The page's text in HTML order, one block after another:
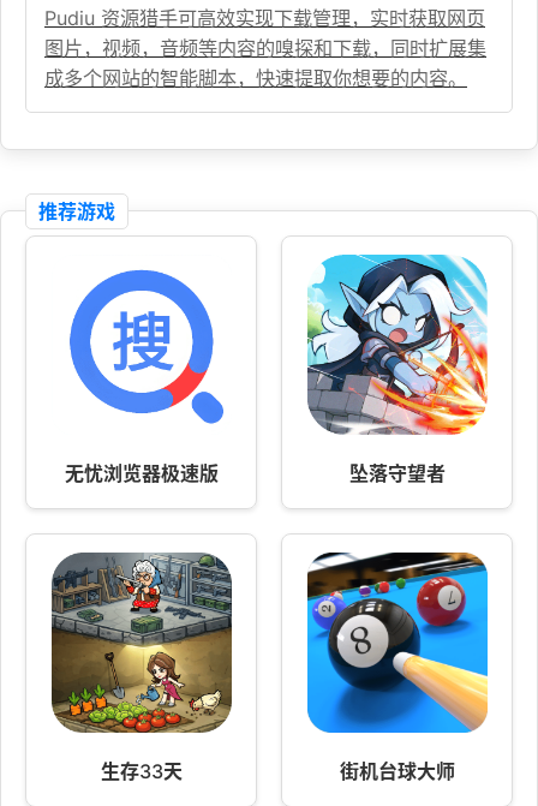
Pudiu 资源猎手可高效实现下载管理，实时获取网页
图片，视频，音频等内容的嗅探和下载，同时扩展集
成多个网站的智能脚本，快速提取你想要的内容。
推荐游戏
无忧浏览器极速版 坠落守望者
生存33天 街机台球大师